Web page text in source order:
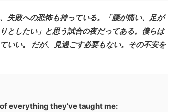
失敗への恐怖も持っている。「腰が痛い、足が
としたい」と思う試合の夜だってある。僕らは
いい。 だが、見過ごす必要もない。その不安を
everything they’ve taught me: